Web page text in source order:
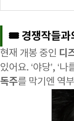
🎟️ 경쟁작들과
현재 개봉 중인 디
있어요. ‘야당’, ‘
독주를 막기엔 역